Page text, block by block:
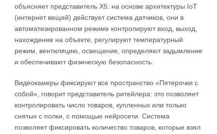
объясняет представитель X5: на основе архитектуры IoT
(интернет вещей) действует система датчиков, они в
автоматизированном режиме контролируют вход, выход,
нахождение на объекте, регулируют температурный
режим, вентиляцию, освещение, определяют задымление
и обеспечивают физическую безопасность.
Видеокамеры фиксируют все пространство «Пятерочки с
собой», говорит представитель ритейлера: это позволяет
контролировать число товаров, купленных или только
снятых с полки, с помощью нейросети. Система
позволяет фиксировать количество товаров, которые взял